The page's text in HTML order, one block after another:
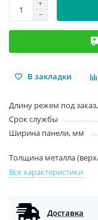
В закладки
Длину режем под
Срок службы
Ширина панели, мм
Толщина металла
Все характеристики
Доставка